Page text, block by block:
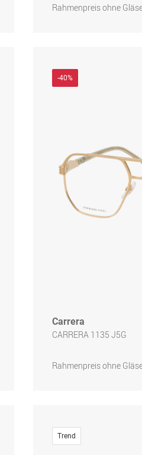
Rahmenpreis ohne
-40%
Carrera
CARRERA 1135 J5G
Rahmenpreis ohne
Trend